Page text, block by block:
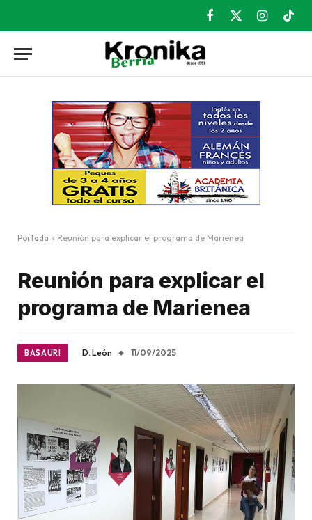
Facebook
X
Instagram
Portada » Reunión para explicar el programa de Marienea
Reunión para explicar el
programa de Marienea
BASAURI D. León 11/09/2025